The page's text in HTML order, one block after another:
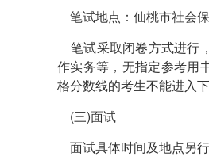
笔试地点：仙桃市社会
笔试采取闭卷方式进行
作实务等，无指定参考用
格分数线的考生不能进入下
(三)面试
面试具体时间及地点另